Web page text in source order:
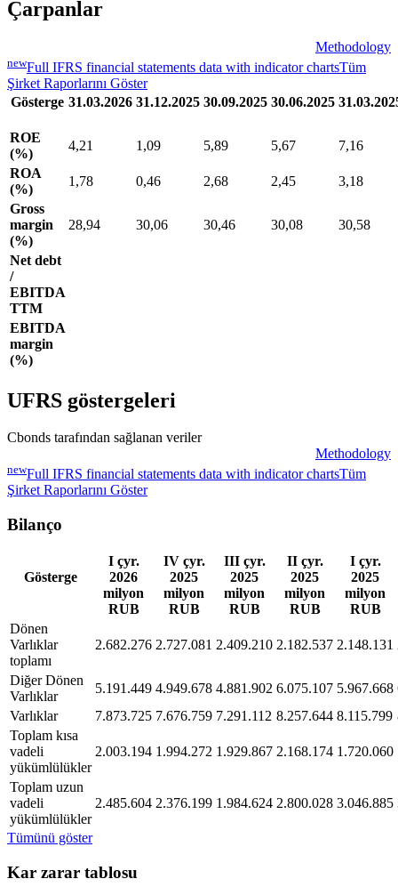
Çarpanlar
Methodology
newFull IFRS financial statements data with indicator chartsTüm
Şirket Raporlarını Göster
Gösterge 31.03.2026 31.12.2025 30.09.2025 30.06.2025
ROE
(%)
4,21 1,09 5,89 5,67
7,16
ROA
(%)
1,78 0,46 2,68 2,45
3,18
Gross
margin
(%)
28,94 30,06 30,46 30,08 30,58
Net debt
/
EBITDA
TTM
EBITDA
margin
(%)
UFRS göstergeleri
Cbonds tarafından sağlanan veriler
Methodology
newFull IFRS financial statements data with indicator chartsTüm
Şirket Raporlarını Göster
Bilanço
Gösterge
I çyr.
2026
milyon
RUB
IV çyr.
2025
milyon
RUB
III çyr.
2025
milyon
RUB
II çyr.
2025
milyon
RUB
I çyr.
2025
milyon
RUB
Dönen
Varlıklar
toplamı
2.682.276 2.727.081 2.409.210 2.182.537 2.148.131
Diğer Dönen
Varlıklar
5.191.449 4.949.678 4.881.902 6.075.107 5.967.668
Varlıklar
7.873.725 7.676.759 7.291.112 8.257.644 8.115.799
Toplam kısa
vadeli
yükümlülükler
2.003.194 1.994.272 1.929.867 2.168.174 1.720.060
Toplam uzun
vadeli
yükümlülükler
2.485.604 2.376.199 1.984.624 2.800.028 3.046.885
Tümünü göster
Kar zarar tablosu